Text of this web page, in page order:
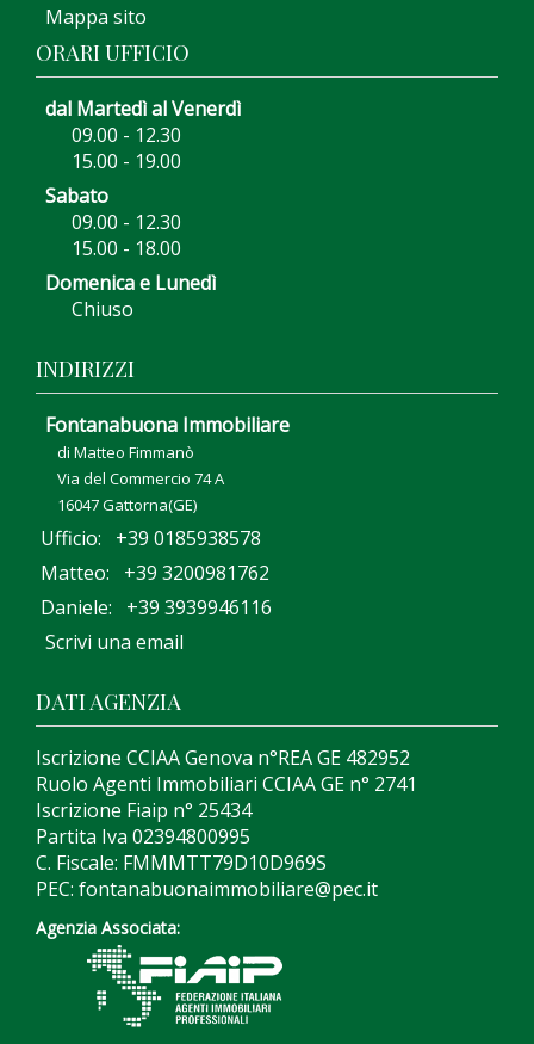
Mappa sito
ORARI UFFICIO
dal Martedì al Venerdì
09.00 - 12.30
15.00 - 19.00
Sabato
09.00 - 12.30
15.00 - 18.00
Domenica e Lunedì
Chiuso
INDIRIZZI
Fontanabuona Immobiliare
di Matteo Fimmanò
Via del Commercio 74 A
16047 Gattorna(GE)
Ufficio: +39 0185938578
Matteo: +39 3200981762
Daniele: +39 3939946116
Scrivi una email
DATI AGENZIA
Iscrizione CCIAA Genova n°REA GE 482952
Ruolo Agenti Immobiliari CCIAA GE n° 2741
Iscrizione Fiaip n° 25434
Partita Iva 02394800995
C. Fiscale: FMMMTT79D10D969S
PEC: fontanabuonaimmobiliare@pec.it
Agenzia Associata: